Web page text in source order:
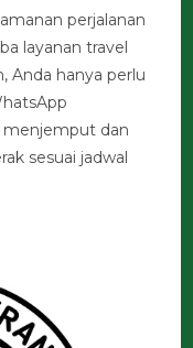
perjalanan
layanan travel
Anda hanya perlu
menjemput dan
sesuai jadwal